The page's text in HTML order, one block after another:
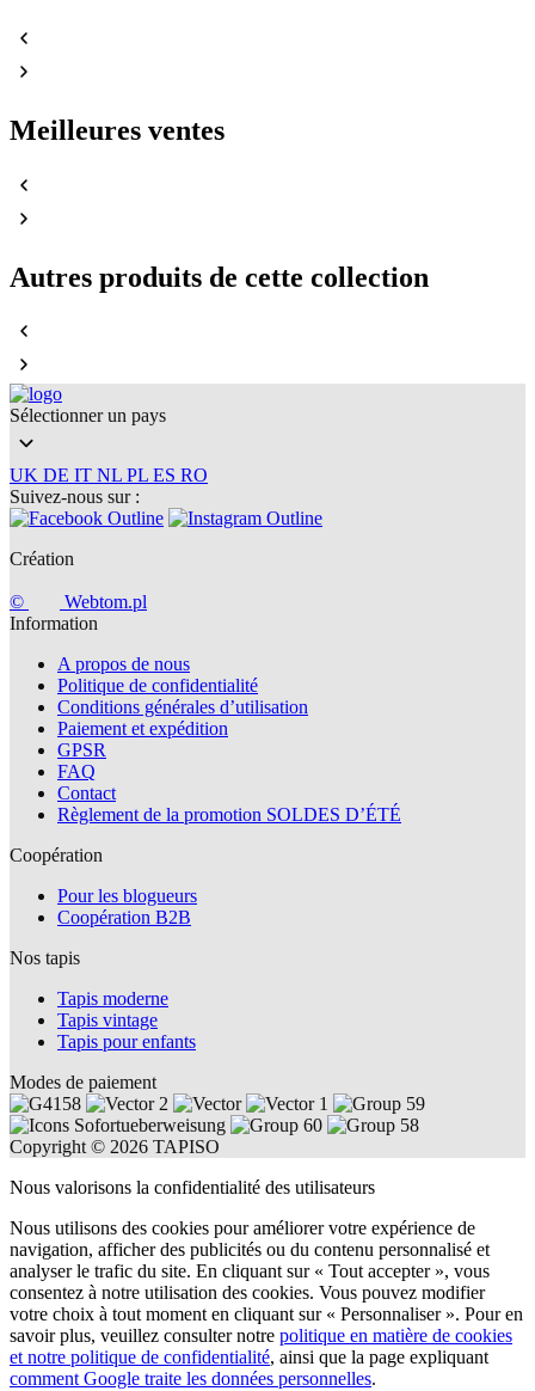
Meilleures ventes
Autres produits de cette collection
Sélectionner un pays
UK DE IT NL PL ES RO
Suivez-nous sur :
Création
©
Webtom.pl
Information
A propos de nous
Politique de confidentialité
Conditions générales d’utilisation
Paiement et expédition
GPSR
FAQ
Contact
Règlement de la promotion SOLDES D’ÉTÉ
Coopération
Pour les blogueurs
Coopération B2B
Nos tapis
Tapis moderne
Tapis vintage
Tapis pour enfants
Modes de paiement
Copyright © 2026 TAPISO
Nous valorisons la confidentialité des utilisateurs
Nous utilisons des cookies pour améliorer votre expérience de
navigation, afficher des publicités ou du contenu personnalisé et
analyser le trafic du site. En cliquant sur « Tout accepter », vous
consentez à notre utilisation des cookies. Vous pouvez modifier
votre choix à tout moment en cliquant sur « Personnaliser ». Pour en
savoir plus, veuillez consulter notre politique en matière de cookies
et notre politique de confidentialité, ainsi que la page expliquant
comment Google traite les données personnelles.